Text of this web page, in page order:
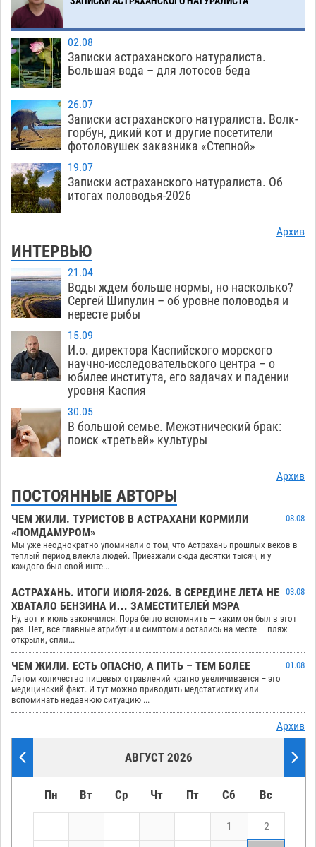
02.08
Записки астраханского натуралиста.
Большая вода – для лотосов беда
26.07
Записки астраханского натуралиста. Волк-
горбун, дикий кот и другие посетители
фотоловушек заказника «Степной»
19.07
Записки астраханского натуралиста. Об
итогах половодья-2026
Архив
ИНТЕРВЬЮ
21.04
Воды ждем больше нормы, но насколько?
Сергей Шипулин – об уровне половодья и
нересте рыбы
15.09
И.о. директора Каспийского морского
научно-исследовательского центра – о
юбилее института, его задачах и падении
уровня Каспия
30.05
В большой семье. Межэтнический брак:
поиск «третьей» культуры
Архив
ПОСТОЯННЫЕ АВТОРЫ
ЧЕМ ЖИЛИ. ТУРИСТОВ В АСТРАХАНИ КОРМИЛИ
«ПОМДАМУРОМ»
08.08
Мы уже неоднократно упоминали о том, что Астрахань прошлых веков в
теплый период влекла людей. Приезжали сюда десятки тысяч, и у
каждого был свой инте...
АСТРАХАНЬ. ИТОГИ ИЮЛЯ-2026. В СЕРЕДИНЕ ЛЕТА НЕ
ХВАТАЛО БЕНЗИНА И… ЗАМЕСТИТЕЛЕЙ МЭРА
03.08
Ну, вот и июль закончился. Пора бегло вспомнить — каким он был в этот
раз. Нет, все главные атрибуты и симптомы остались на месте — пляж
открыли, спли...
ЧЕМ ЖИЛИ. ЕСТЬ ОПАСНО, А ПИТЬ – ТЕМ БОЛЕЕ
01.08
Летом количество пищевых отравлений кратно увеличивается – это
медицинский факт. И тут можно приводить медстатистику или
вспоминать недавнюю ситуацию ...
Архив
АВГУСТ 2026
Пн Вт Ср Чт Пт Сб Вс
1 2